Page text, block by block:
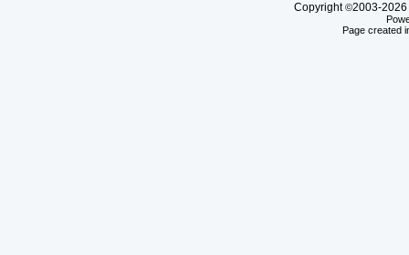
Copyright©2003-2026
Page created